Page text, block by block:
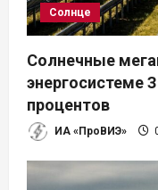
Солнце
Солнечные
энергосистеме
процентов
ИА «ПроВИЭ»